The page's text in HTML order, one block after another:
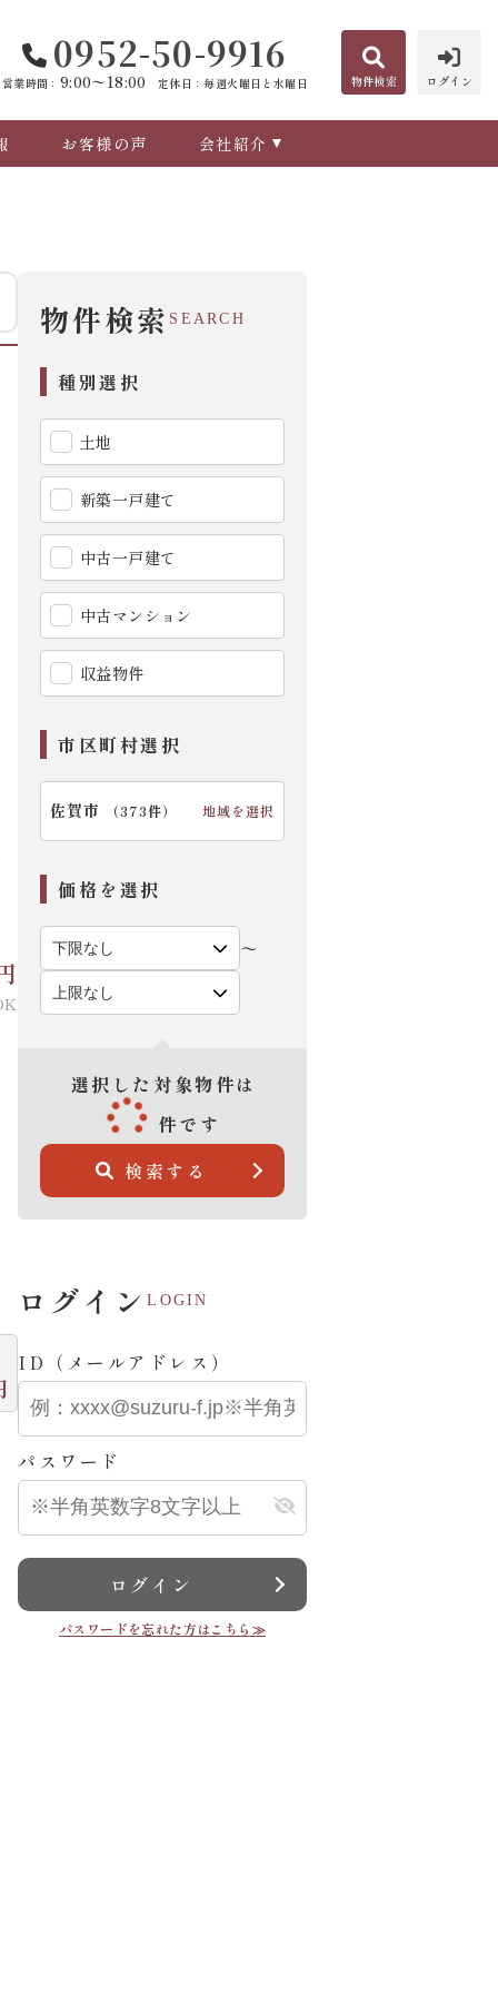
0952-50-9916
営業時間： 9:00〜18:00 定休日：毎週火曜日と水曜日 物件検索 ログイン
お客様の声 会社紹介
物件検索 SEARCH
種別選択
土地
新築一戸建て
中古一戸建て
中古マンション
収益物件
市区町村選択
佐賀市 （373件） 地域を選択
価格を選択
〜
選択した対象物件は
件です
検索する
ログインLOGIN
ID（メールアドレス）
パスワード
ログイン
パスワードを忘れた方はこちら≫